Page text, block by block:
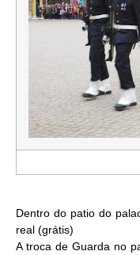
Dentro do patio do
real (grátis)
A troca de Guarda no